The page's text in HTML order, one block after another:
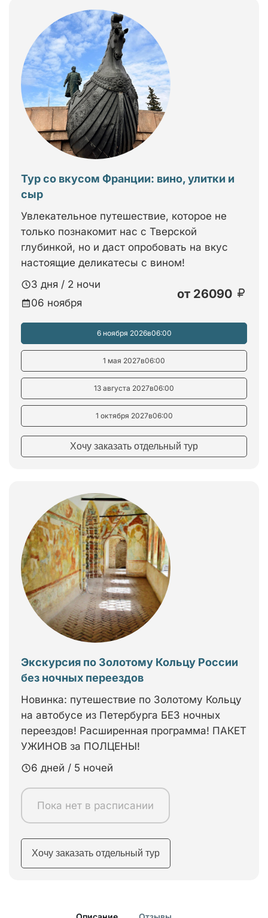
Тур со вкусом Франции: вино, улитки и
сыр
Увлекательное путешествие, которое не
только познакомит нас с Тверской
глубинкой, но и даст опробовать на вкус
настоящие деликатесы с вином!
3 дня / 2 ночи
06 ноября
от 26090
6 ноября 2026в06:00
1 мая 2027в06:00
13 августа 2027в06:00
1 октября 2027в06:00
Хочу заказать отдельный тур
Экскурсия по Золотому Кольцу России
без ночных переездов
Новинка: путешествие по Золотому Кольцу
на автобусе из Петербурга БЕЗ ночных
переездов! Расширенная программа! ПАКЕТ
УЖИНОВ за ПОЛЦЕНЫ!
6 дней / 5 ночей
Пока нет в расписании
Хочу заказать отдельный тур